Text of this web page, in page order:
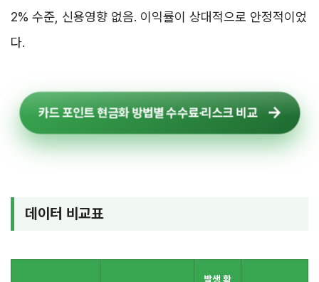
2% 수준, 신용영향 없음. 이익률이 상대적으로 안정적이었
다.
카드 포인트 현금화 방법별 수수료·리스크 비교
데이터 비교표
발생 확